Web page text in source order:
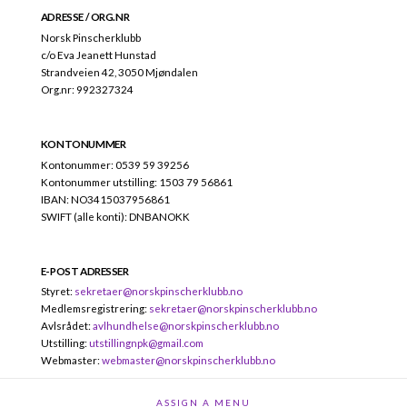
ADRESSE / ORG.NR
Norsk Pinscherklubb
c/o Eva Jeanett Hunstad
Strandveien 42, 3050 Mjøndalen
Org.nr: 992327324
KONTONUMMER
Kontonummer: 0539 59 39256
Kontonummer utstilling: 1503 79 56861
IBAN: NO3415037956861
SWIFT (alle konti): DNBANOKK
E-POST ADRESSER
Styret: sekretaer@norskpinscherklubb.no
Medlemsregistrering: sekretaer@norskpinscherklubb.no
Avlsrådet:avlhundhelse@norskpinscherklubb.no
Utstilling:utstillingnpk@gmail.com
Webmaster:webmaster@norskpinscherklubb.no
ASSIGN A MENU